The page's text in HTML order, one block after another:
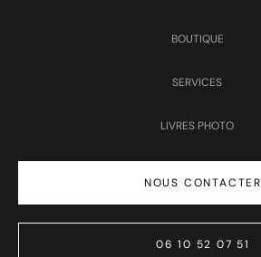
BOUTIQUE
SERVICES
LIVRES PHOTO
NOUS CONTACTER
06 10 52 07 51